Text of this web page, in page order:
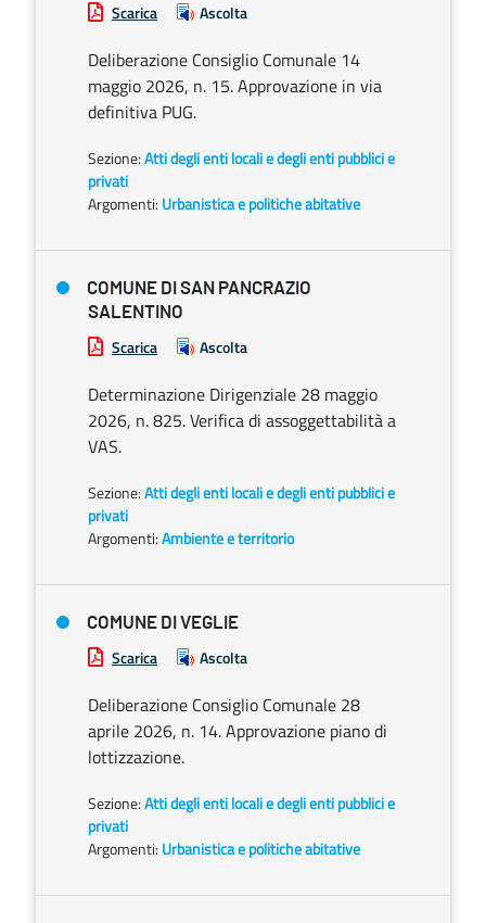
Scarica Ascolta
Deliberazione Consiglio Comunale 14
maggio 2026, n. 15. Approvazione in via
definitiva PUG.
Sezione:Atti degli enti locali e degli enti pubblici e
privati
Argomenti: Urbanistica e politiche abitative
COMUNE DI SAN PANCRAZIO
SALENTINO
Scarica Ascolta
Determinazione Dirigenziale 28 maggio
2026, n. 825. Verifica di assoggettabilità a
VAS.
Sezione:Atti degli enti locali e degli enti pubblici e
privati
Argomenti:Ambiente e territorio
COMUNE DI VEGLIE
Scarica Ascolta
Deliberazione Consiglio Comunale 28
aprile 2026, n. 14. Approvazione piano di
lottizzazione.
Sezione:Atti degli enti locali e degli enti pubblici e
privati
Argomenti: Urbanistica e politiche abitative